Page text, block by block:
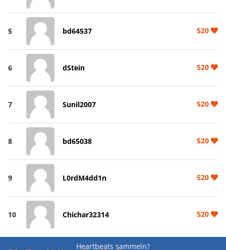
5 bd64537 520
6 dStein 520
7 Sunil2007 520
8 bd65038 520
9 L0rdM4dd1n 520
10 Chichar32314 520
Heartbeats sammeln?